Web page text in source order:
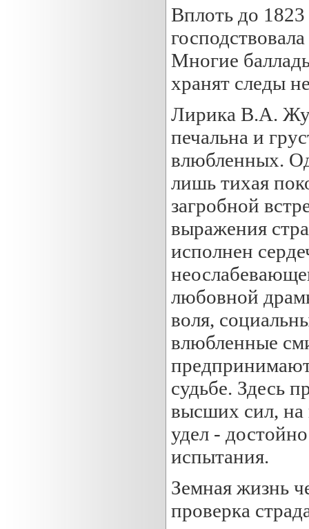
Вплоть до 1823
Многие
хранят следы
Лирика В.А.
печальна и
влюбленных.
лишь тихая
загробной
выражения
исполнен
любовной
воля,
влюбленные
судьбе. Здесь
высших сил, на
удел -
испытания.
Земная жизнь
проверка